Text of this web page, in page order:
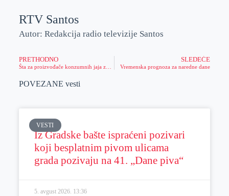
RTV Santos
Autor: Redakcija radio televizije Santos
PRETHODNO
Šta za proizvođače konzumnih jaja znači novi pravilnik o obeležavanju jaja?
SLEDEĆE
Vremenska prognoza za naredne dane
POVEZANE vesti
VESTI
Iz Gradske bašte ispraćeni pozivari
koji besplatnim pivom ulicama
grada pozivaju na 41. „Dane piva“
5. avgust 2026. 13:36